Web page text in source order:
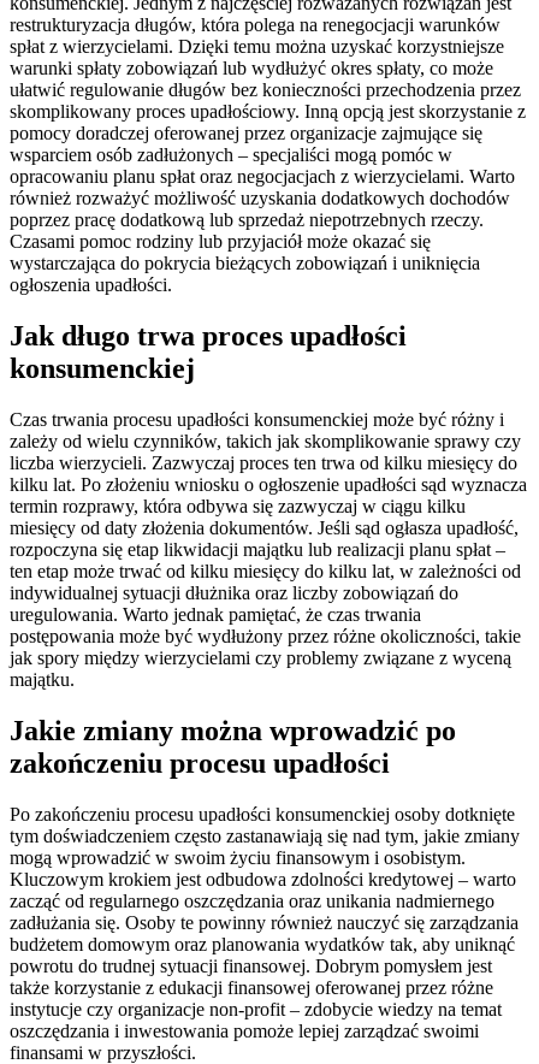
restrukturyzacja długów, która polega na renegocjacji warunków
spłat z wierzycielami. Dzięki temu można uzyskać korzystniejsze
warunki spłaty zobowiązań lub wydłużyć okres spłaty, co może
ułatwić regulowanie długów bez konieczności przechodzenia przez
skomplikowany proces upadłościowy. Inną opcją jest skorzystanie z
pomocy doradczej oferowanej przez organizacje zajmujące się
wsparciem osób zadłużonych – specjaliści mogą pomóc w
opracowaniu planu spłat oraz negocjacjach z wierzycielami. Warto
również rozważyć możliwość uzyskania dodatkowych dochodów
poprzez pracę dodatkową lub sprzedaż niepotrzebnych rzeczy.
Czasami pomoc rodziny lub przyjaciół może okazać się
wystarczająca do pokrycia bieżących zobowiązań i uniknięcia
ogłoszenia upadłości.
Jak długo trwa proces upadłości
konsumenckiej
Czas trwania procesu upadłości konsumenckiej może być różny i
zależy od wielu czynników, takich jak skomplikowanie sprawy czy
liczba wierzycieli. Zazwyczaj proces ten trwa od kilku miesięcy do
kilku lat. Po złożeniu wniosku o ogłoszenie upadłości sąd wyznacza
termin rozprawy, która odbywa się zazwyczaj w ciągu kilku
miesięcy od daty złożenia dokumentów. Jeśli sąd ogłasza upadłość,
rozpoczyna się etap likwidacji majątku lub realizacji planu spłat –
ten etap może trwać od kilku miesięcy do kilku lat, w zależności od
indywidualnej sytuacji dłużnika oraz liczby zobowiązań do
uregulowania. Warto jednak pamiętać, że czas trwania
postępowania może być wydłużony przez różne okoliczności, takie
jak spory między wierzycielami czy problemy związane z wyceną
majątku.
Jakie zmiany można wprowadzić po
zakończeniu procesu upadłości
Po zakończeniu procesu upadłości konsumenckiej osoby dotknięte
tym doświadczeniem często zastanawiają się nad tym, jakie zmiany
mogą wprowadzić w swoim życiu finansowym i osobistym.
Kluczowym krokiem jest odbudowa zdolności kredytowej – warto
zacząć od regularnego oszczędzania oraz unikania nadmiernego
zadłużania się. Osoby te powinny również nauczyć się zarządzania
budżetem domowym oraz planowania wydatków tak, aby uniknąć
powrotu do trudnej sytuacji finansowej. Dobrym pomysłem jest
także korzystanie z edukacji finansowej oferowanej przez różne
instytucje czy organizacje non-profit – zdobycie wiedzy na temat
oszczędzania i inwestowania pomoże lepiej zarządzać swoimi
finansami w przyszłości.